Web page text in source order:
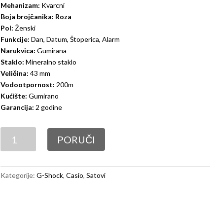
Mehanizam: Kvarcni
Boja brojčanika: Roza
Pol: Ženski
Funkcije: Dan, Datum, Štoperica, Alarm
Narukvica: Gumirana
Staklo: Mineralno staklo
Veličina: 43 mm
Vodootpornost: 200m
Kućište: Gumirano
Garancija: 2 godine
GMA-
S2100NC-
PORUČI
Kategorije: G-Shock, Casio, Satovi